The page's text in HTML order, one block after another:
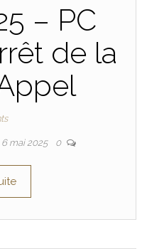
– PC
de la
6 mai 2025 0